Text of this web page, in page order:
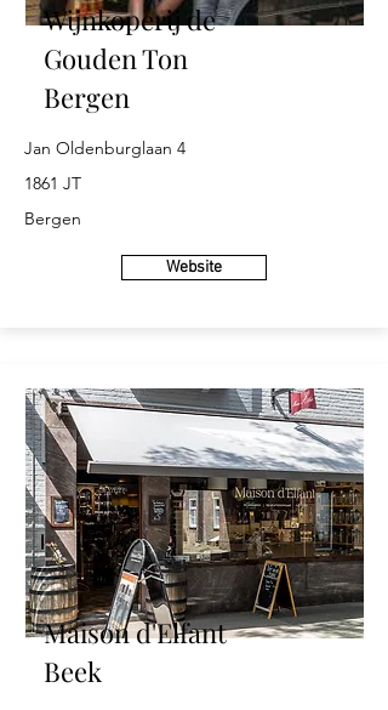
Wijnkoperij de
Gouden Ton
Bergen
Jan Oldenburglaan 4
1861 JT
Bergen
Website
Maison d'Elfant
Beek